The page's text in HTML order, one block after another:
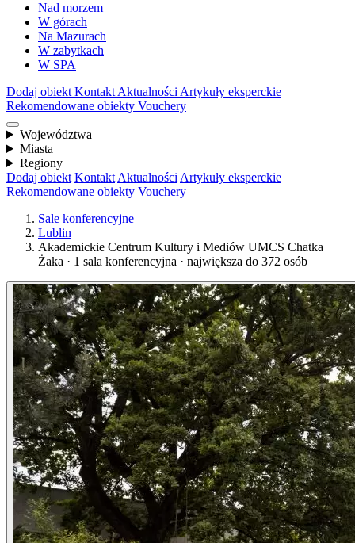
Nad morzem
W górach
Na Mazurach
W zabytkach
W SPA
Dodaj obiekt Kontakt Aktualności Artykuły eksperckie
Rekomendowane obiekty Vouchery
Województwa
Miasta
Regiony
Dodaj obiekt Kontakt Aktualności Artykuły eksperckie
Rekomendowane obiekty Vouchery
Sale konferencyjne
Lublin
Akademickie Centrum Kultury i Mediów UMCS Chatka
Żaka · 1 sala konferencyjna · największa do 372 osób